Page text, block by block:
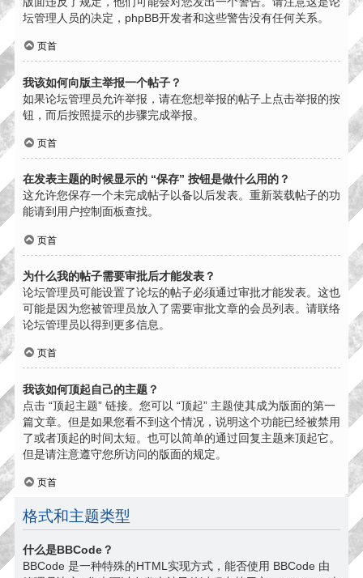
坛管理人员的决定，phpBB开发者和这些警告没有任何关系。
页首
我该如何向版主举报一个帖子？
如果论坛管理员允许举报，请在您想举报的帖子上点击举报的按
钮，而后按照提示的步骤完成举报。
页首
在发表主题的时候显示的 “保存” 按钮是做什么用的？
这允许您保存一个未完成帖子以备以后发表。重新装载帖子的功
能请到用户控制面板查找。
页首
为什么我的帖子需要审批后才能发表？
论坛管理员可能设置了论坛的帖子必须通过审批才能发表。这也
可能是因为您被管理员放入了需要审批文章的会员列表。请联络
论坛管理员以得到更多信息。
页首
我该如何顶起自己的主题？
点击 “顶起主题” 链接。您可以 “顶起” 主题使其成为版面的第一
篇文章。但是如果您看不到这个情况，说明这个功能已经被禁用
了或者顶起的时间太短。也可以简单的通过回复主题来顶起它。
但是请注意遵守您所访问的版面的规定。
页首
格式和主题类型
什么是BBCode？
BBCode 是一种特殊的HTML实现方式，能否使用 BBCode 由